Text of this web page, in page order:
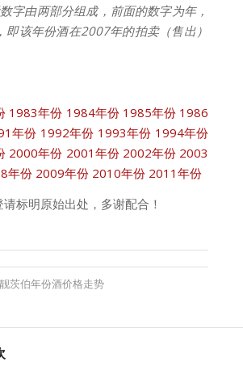
字由两部分组成，前面的数字为年，
该年份酒在2007年的拍卖（售出）
1983年份 1984年份 1985年份 1986
年份 1992年份 1993年份 1994年份
2000年份 2001年份 2002年份 2003
年份 2009年份 2010年份 2011年份
标明原始出处，多谢配合！
靓茨伯年份酒价格走势